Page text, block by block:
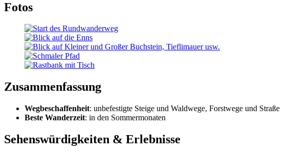
Fotos
Zusammenfassung
Wegbeschaffenheit: unbefestigte Steige und Waldwege, Forstwege und Straße
Beste Wanderzeit: in den Sommermonaten
Sehenswürdigkeiten & Erlebnisse